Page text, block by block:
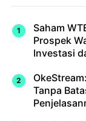
Saham
Prospek
Investasi
Tanpa